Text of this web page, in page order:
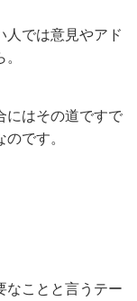
人では意見やアド
にはその道ですで
です。
なことと言うテー